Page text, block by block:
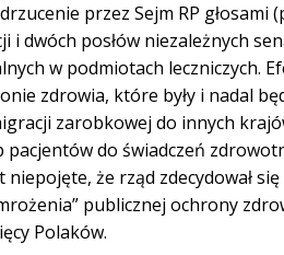
przez Sejm RP głosami
i dwóch posłów niezależnych
w podmiotach leczniczych.
zdrowia, które były i nadal
zarobkowej do innych
do świadczeń
że rząd zdecydował
publicznej ochrony
Polaków.